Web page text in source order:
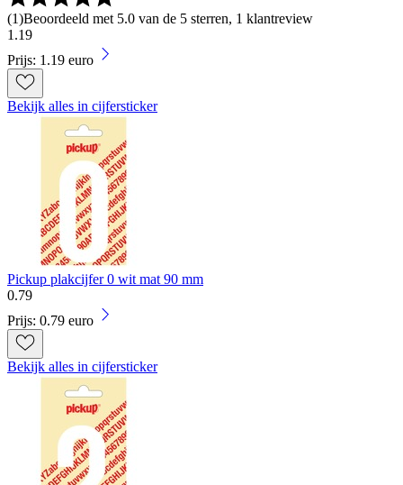
(1)Beoordeeld met 5.0 van de 5 sterren, 1 klantreview
1 .19
Prijs: 1.19 euro
Bekijk alles in cijfersticker
Pickup plakcijfer 0 wit mat 90 mm
0.79
Prijs: 0.79 euro
Bekijk alles in cijfersticker